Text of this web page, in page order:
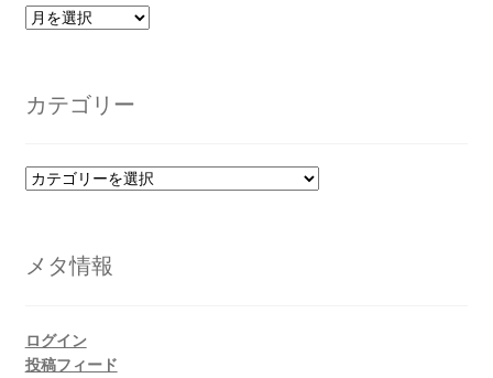
ア
ブ
カテゴリー
カ
ー
メタ情報
ログイン
投稿フィード